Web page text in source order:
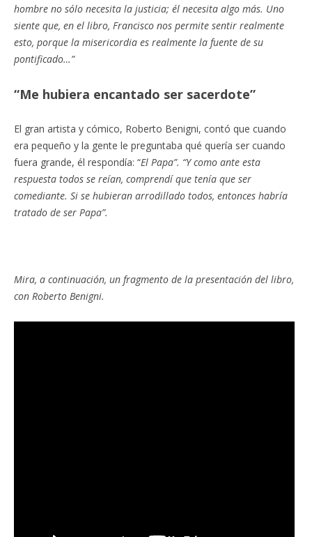
hombre no sólo necesita la justicia; él necesita algo más. Uno
siente que, en el libro, Francisco nos permite sentir realmente
esto, porque la misericordia es realmente la fuente de su
pontificado…”
“Me hubiera encantado ser sacerdote”
El gran artista y cómico, Roberto Benigni, contó que cuando
era pequeño y la gente le preguntaba qué quería ser cuando
fuera grande, él respondía: “El Papa”. “Y como ante esta
respuesta todos se reían, comprendí que tenía que ser
comediante. Si se hubieran arrodillado todos, entonces habría
tratado de ser Papa”.
Mira, a continuación, un fragmento de la presentación del libro,
con Roberto Benigni.